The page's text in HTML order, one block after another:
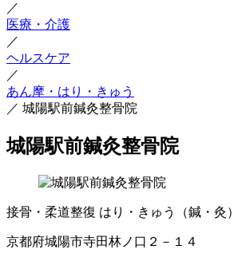
／
医療・介護
／
ヘルスケア
／
あん摩・はり・きゅう
／ 城陽駅前鍼灸整骨院
城陽駅前鍼灸整骨院
接骨・柔道整復 はり・きゅう（鍼・灸）
京都府城陽市寺田林ノ口２－１４